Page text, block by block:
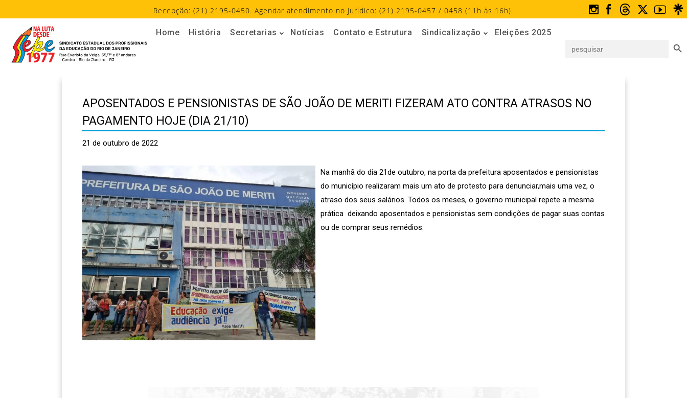
Recepção: (21) 2195-0450. Agendar atendimento no Jurídico: (21) 2195-0457 / 0458 (11h às 16h).
Home História Secretarias Notícias Contato e Estrutura Sindicalização
Eleições 2025
for:
APOSENTADOS E PENSIONISTAS DE SÃO JOÃO DE MERITI FIZERAM ATO CONTRA ATRASOS NO
PAGAMENTO HOJE (DIA 21/10)
21 de outubro de 2022
Na manhã do dia 21de outubro, na porta da prefeitura aposentados e pensionistas
do município realizaram mais um ato de protesto para denunciar,mais uma vez, o
atraso dos seus salários. Todos os meses, o governo municipal repete a mesma
prática deixando aposentados e pensionistas sem condições de pagar suas contas
ou de comprar seus remédios.